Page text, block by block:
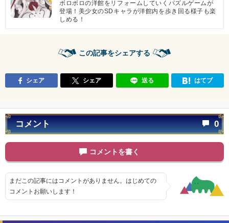
ボロボロの洋館をリフォームしていくパズルゲームが
登場！美少女のSDキャラが洋館内を歩き回る様子も楽
しめる！
この記事をシェアする
シェア シェア 送る はてブ
コメント 0
コメントを書く
まだこの記事にはコメントがありません。はじめての
コメントお願いします！